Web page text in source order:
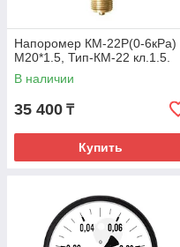
Напоромер КМ-22Р(0-6кРа)
М20*1.5, Тип-КМ-22 кл.1.5.
В наличии
35 400 ₸
Купить